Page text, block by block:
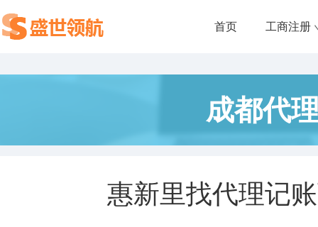
首页 工商注册
成都代
惠新里找代理记